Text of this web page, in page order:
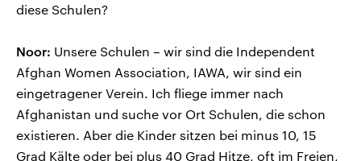
diese Schulen?
Noor: Unsere Schulen – wir sind die Independent
Afghan Women Association, IAWA, wir sind ein
eingetragener Verein. Ich fliege immer nach
Afghanistan und suche vor Ort Schulen, die schon
existieren. Aber die Kinder sitzen bei minus 10, 15
Grad Kälte oder bei plus 40 Grad Hitze, oft im Freien,